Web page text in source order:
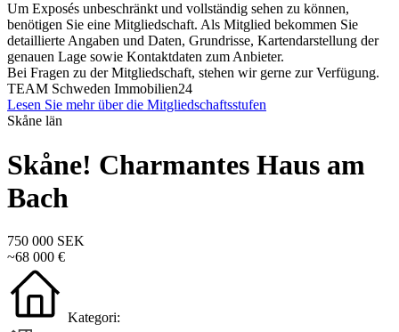
Um Exposés unbeschränkt und vollständig sehen zu können,
benötigen Sie eine Mitgliedschaft. Als Mitglied bekommen Sie
detaillierte Angaben und Daten, Grundrisse, Kartendarstellung der
genauen Lage sowie Kontaktdaten zum Anbieter.
Bei Fragen zu der Mitgliedschaft, stehen wir gerne zur Verfügung.
TEAM Schweden Immobilien24
Lesen Sie mehr über die Mitgliedschaftsstufen
Skåne län
Skåne! Charmantes Haus am
Bach
750 000 SEK
~68 000 €
Kategori: